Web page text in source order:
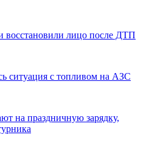
восстановили лицо после ДТП
ситуация с топливом на АЗС
на праздничную зарядку,